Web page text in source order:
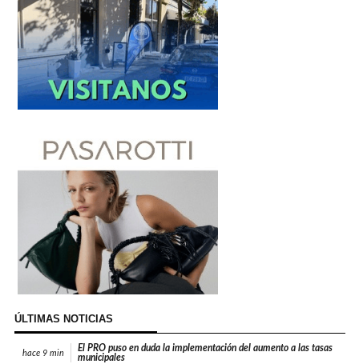
ÚLTIMAS NOTICIAS
hace 9 min
El PRO puso en duda la implementación del aumento a las tasas
municipales